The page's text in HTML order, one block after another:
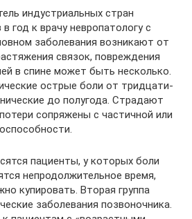
индустриальных стран
год к врачу невропатологу с
заболевания возникают от
связок, повреждения
в спине может быть несколько.
острые боли от тридцати-
до полугода. Страдают
сопряжены с частичной или
пациенты, у которых боли
непродолжительное время,
купировать. Вторая группа
заболевания позвоночника.